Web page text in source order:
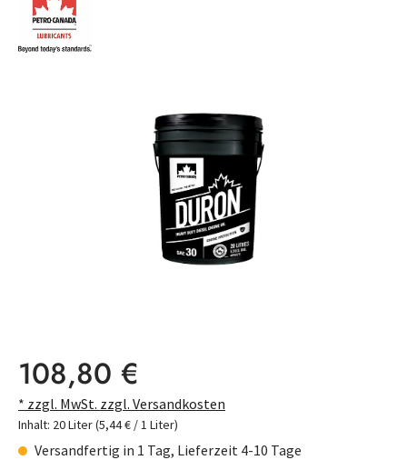
Regulärer Preis:
108,80 €
* zzgl. MwSt. zzgl. Versandkosten
Inhalt: 20 Liter(5,44 € / 1 Liter)
Versandfertig in 1 Tag, Lieferzeit 4-10 Tage